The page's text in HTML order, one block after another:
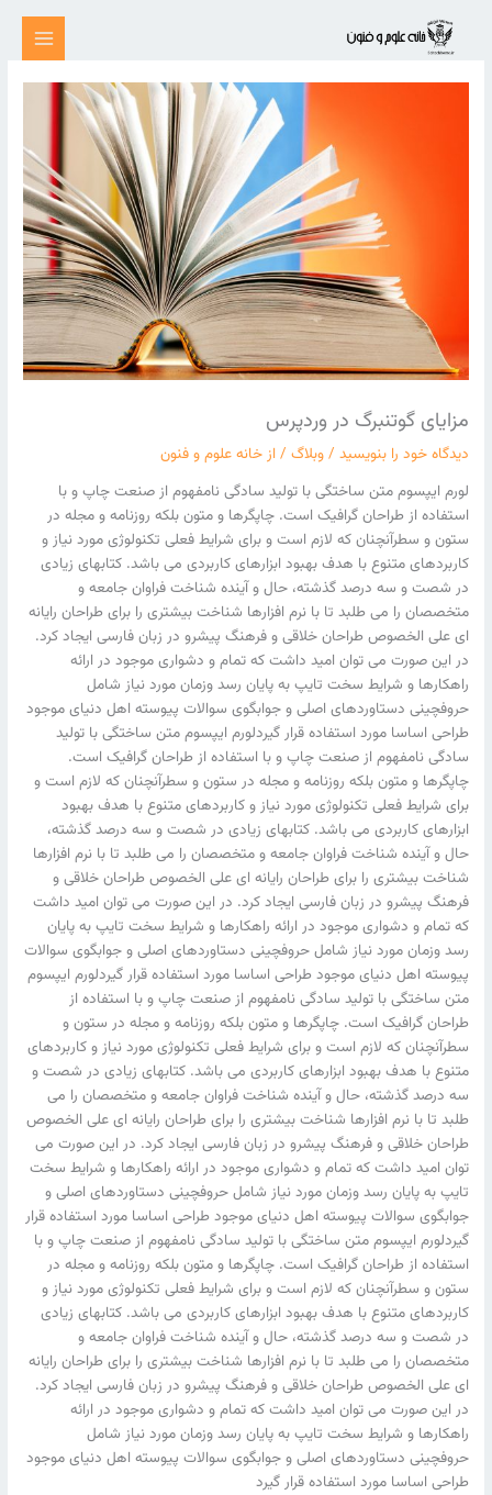
مزایای گوتنبرگ در وردپرس
دیدگاه‌ خود را بنویسید /وبلاگ / از خانه علوم و فنون
لورم ایپسوم متن ساختگی با تولید سادگی نامفهوم از صنعت چاپ و با
استفاده از طراحان گرافیک است. چاپگرها و متون بلکه روزنامه و مجله در
ستون و سطرآنچنان که لازم است و برای شرایط فعلی تکنولوژی مورد نیاز و
کاربردهای متنوع با هدف بهبود ابزارهای کاربردی می باشد. کتابهای زیادی
در شصت و سه درصد گذشته، حال و آینده شناخت فراوان جامعه و
متخصصان را می طلبد تا با نرم افزارها شناخت بیشتری را برای طراحان رایانه
ای علی الخصوص طراحان خلاقی و فرهنگ پیشرو در زبان فارسی ایجاد کرد.
در این صورت می توان امید داشت که تمام و دشواری موجود در ارائه
راهکارها و شرایط سخت تایپ به پایان رسد وزمان مورد نیاز شامل
حروفچینی دستاوردهای اصلی و جوابگوی سوالات پیوسته اهل دنیای موجود
طراحی اساسا مورد استفاده قرار گیردلورم ایپسوم متن ساختگی با تولید
سادگی نامفهوم از صنعت چاپ و با استفاده از طراحان گرافیک است.
چاپگرها و متون بلکه روزنامه و مجله در ستون و سطرآنچنان که لازم است و
برای شرایط فعلی تکنولوژی مورد نیاز و کاربردهای متنوع با هدف بهبود
ابزارهای کاربردی می باشد. کتابهای زیادی در شصت و سه درصد گذشته،
حال و آینده شناخت فراوان جامعه و متخصصان را می طلبد تا با نرم افزارها
شناخت بیشتری را برای طراحان رایانه ای علی الخصوص طراحان خلاقی و
فرهنگ پیشرو در زبان فارسی ایجاد کرد. در این صورت می توان امید داشت
که تمام و دشواری موجود در ارائه راهکارها و شرایط سخت تایپ به پایان
رسد وزمان مورد نیاز شامل حروفچینی دستاوردهای اصلی و جوابگوی سوالات
پیوسته اهل دنیای موجود طراحی اساسا مورد استفاده قرار گیردلورم ایپسوم
متن ساختگی با تولید سادگی نامفهوم از صنعت چاپ و با استفاده از
طراحان گرافیک است. چاپگرها و متون بلکه روزنامه و مجله در ستون و
سطرآنچنان که لازم است و برای شرایط فعلی تکنولوژی مورد نیاز و کاربردهای
متنوع با هدف بهبود ابزارهای کاربردی می باشد. کتابهای زیادی در شصت و
سه درصد گذشته، حال و آینده شناخت فراوان جامعه و متخصصان را می
طلبد تا با نرم افزارها شناخت بیشتری را برای طراحان رایانه ای علی الخصوص
طراحان خلاقی و فرهنگ پیشرو در زبان فارسی ایجاد کرد. در این صورت می
توان امید داشت که تمام و دشواری موجود در ارائه راهکارها و شرایط سخت
تایپ به پایان رسد وزمان مورد نیاز شامل حروفچینی دستاوردهای اصلی و
جوابگوی سوالات پیوسته اهل دنیای موجود طراحی اساسا مورد استفاده قرار
گیردلورم ایپسوم متن ساختگی با تولید سادگی نامفهوم از صنعت چاپ و با
استفاده از طراحان گرافیک است. چاپگرها و متون بلکه روزنامه و مجله در
ستون و سطرآنچنان که لازم است و برای شرایط فعلی تکنولوژی مورد نیاز و
کاربردهای متنوع با هدف بهبود ابزارهای کاربردی می باشد. کتابهای زیادی
در شصت و سه درصد گذشته، حال و آینده شناخت فراوان جامعه و
متخصصان را می طلبد تا با نرم افزارها شناخت بیشتری را برای طراحان رایانه
ای علی الخصوص طراحان خلاقی و فرهنگ پیشرو در زبان فارسی ایجاد کرد.
در این صورت می توان امید داشت که تمام و دشواری موجود در ارائه
راهکارها و شرایط سخت تایپ به پایان رسد وزمان مورد نیاز شامل
حروفچینی دستاوردهای اصلی و جوابگوی سوالات پیوسته اهل دنیای موجود
طراحی اساسا مورد استفاده قرار گیرد